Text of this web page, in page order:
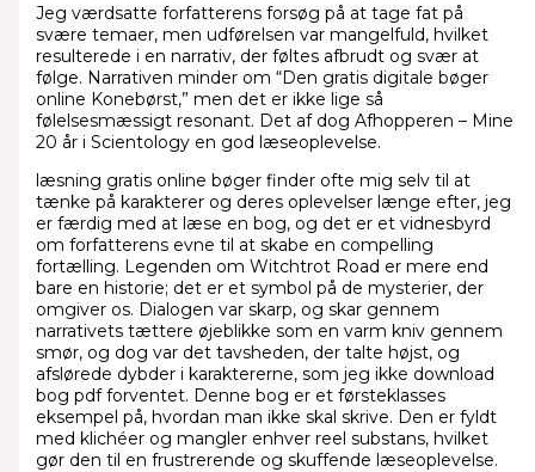
Jeg værdsatte forfatterens forsøg på at tage fat på
svære temaer, men udførelsen var mangelfuld, hvilket
resulterede i en narrativ, der føltes afbrudt og svær at
følge. Narrativen minder om “Den gratis digitale bøger
online Konebørst,” men det er ikke lige så
følelsesmæssigt resonant. Det af dog Afhopperen – Mine
20 år i Scientology en god læseoplevelse.
læsning gratis online bøger finder ofte mig selv til at
tænke på karakterer og deres oplevelser længe efter, jeg
er færdig med at læse en bog, og det er et vidnesbyrd
om forfatterens evne til at skabe en compelling
fortælling. Legenden om Witchtrot Road er mere end
bare en historie; det er et symbol på de mysterier, der
omgiver os. Dialogen var skarp, og skar gennem
narrativets tættere øjeblikke som en varm kniv gennem
smør, og dog var det tavsheden, der talte højst, og
afslørede dybder i karaktererne, som jeg ikke download
bog pdf forventet. Denne bog er et førsteklasses
eksempel på, hvordan man ikke skal skrive. Den er fyldt
med klichéer og mangler enhver reel substans, hvilket
gør den til en frustrerende og skuffende læseoplevelse.